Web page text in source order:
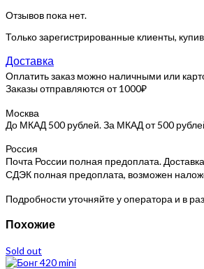
Отзывов пока нет.
Только зарегистрированные клиенты,
Доставка
Оплатить заказ можно наличными или
Заказы отправляются от 1000₽
Москва
До МКАД 500 рублей. За МКАД от 500
Россия
Почта России полная предоплата.
СДЭК полная предоплата, возможен
Подробности уточняйте у оператора и в
Похожие
Sold out